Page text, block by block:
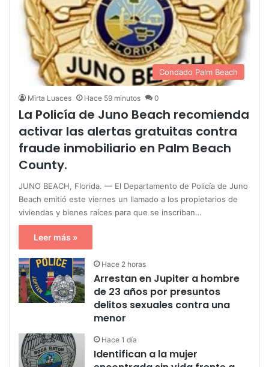
Condado Palm Beach
Mirta Luaces Hace 59 minutos 0
La Policía de Juno Beach recomienda
activar las alertas gratuitas contra
fraude inmobiliario en Palm Beach
County.
JUNO BEACH, Florida. — El Departamento de Policía de Juno
Beach emitió este viernes un llamado a los propietarios de
viviendas y bienes raíces para que se inscriban…
Leer más »
Hace 2 horas
Arrestan en Jupiter a hombre
de 23 años por presuntos
delitos sexuales contra una
menor
Hace 1 día
Identifican a la mujer